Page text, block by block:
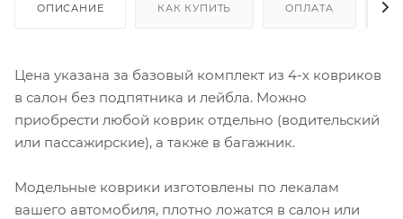
ОПИСАНИЕ КАК КУПИТЬ ОПЛАТА
Цена указана за базовый комплект из 4-х ковриков
в салон без подпятника и лейбла. Можно
приобрести любой коврик отдельно (водительский
или пассажирские), а также в багажник.
Модельные коврики изготовлены по лекалам
вашего автомобиля, плотно ложатся в салон или